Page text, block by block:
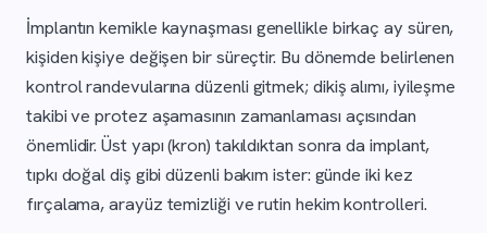
İmplantın kemikle kaynaşması genellikle birkaç ay süren,
kişiden kişiye değişen bir süreçtir. Bu dönemde belirlenen
kontrol randevularına düzenli gitmek; dikiş alımı, iyileşme
takibi ve protez aşamasının zamanlaması açısından
önemlidir. Üst yapı (kron) takıldıktan sonra da implant,
tıpkı doğal diş gibi düzenli bakım ister: günde iki kez
fırçalama, arayüz temizliği ve rutin hekim kontrolleri.